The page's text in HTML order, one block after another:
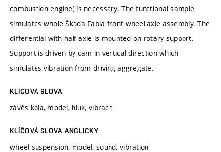
combustion engine) is necessary. The functional sample
simulates whole Škoda Fabia front wheel axle assembly. The
differential with half-axle is mounted on rotary support.
Support is driven by cam in vertical direction which
simulates vibration from driving aggregate.
KLÍČOVÁ SLOVA
závěs kola, model, hluk, vibrace
KLÍČOVÁ SLOVA ANGLICKY
wheel suspension, model, sound, vibration